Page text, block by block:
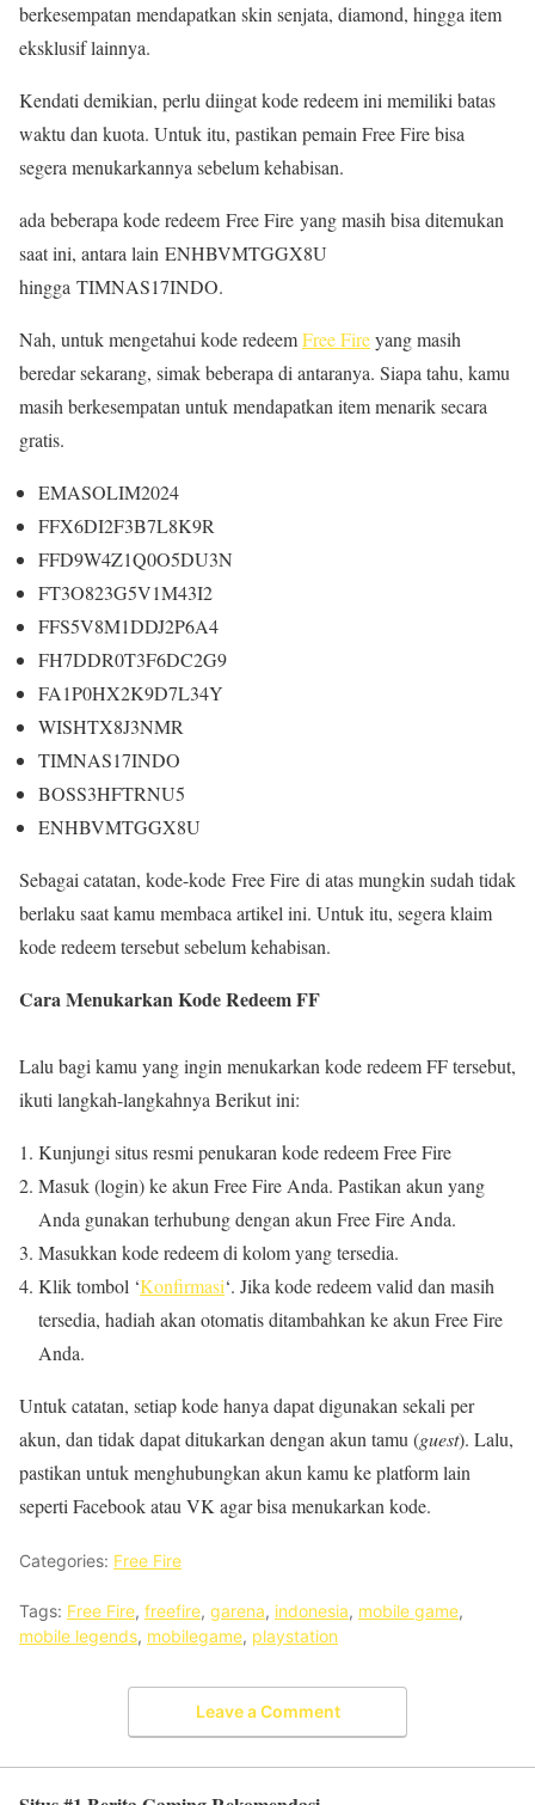
berkesempatan mendapatkan skin senjata, diamond, hingga item
eksklusif lainnya.
Kendati demikian, perlu diingat kode redeem ini memiliki batas
waktu dan kuota. Untuk itu, pastikan pemain Free Fire bisa
segera menukarkannya sebelum kehabisan.
ada beberapa kode redeem Free Fire yang masih bisa ditemukan
saat ini, antara lain ENHBVMTGGX8U
hingga TIMNAS17INDO.
Nah, untuk mengetahui kode redeemFree Fireyang masih
beredar sekarang, simak beberapa di antaranya. Siapa tahu, kamu
masih berkesempatan untuk mendapatkan item menarik secara
gratis.
EMASOLIM2024
FFX6DI2F3B7L8K9R
FFD9W4Z1Q0O5DU3N
FT3O823G5V1M43I2
FFS5V8M1DDJ2P6A4
FH7DDR0T3F6DC2G9
FA1P0HX2K9D7L34Y
WISHTX8J3NMR
TIMNAS17INDO
BOSS3HFTRNU5
ENHBVMTGGX8U
Sebagai catatan, kode-kode Free Fire di atas mungkin sudah tidak
berlaku saat kamu membaca artikel ini. Untuk itu, segera klaim
kode redeem tersebut sebelum kehabisan.
Cara Menukarkan Kode Redeem FF
Lalu bagi kamu yang ingin menukarkan kode redeem FF tersebut,
ikuti langkah-langkahnya Berikut ini:
Kunjungi situs resmi penukaran kode redeem Free Fire
Masuk (login) ke akun Free Fire Anda. Pastikan akun yang
Anda gunakan terhubung dengan akun Free Fire Anda.
Masukkan kode redeem di kolom yang tersedia.
Klik tombol ‘Konfirmasi‘. Jika kode redeem valid dan masih
tersedia, hadiah akan otomatis ditambahkan ke akun Free Fire
Anda.
Untuk catatan, setiap kode hanya dapat digunakan sekali per
akun, dan tidak dapat ditukarkan dengan akun tamu (guest). Lalu,
pastikan untuk menghubungkan akun kamu ke platform lain
seperti Facebook atau VK agar bisa menukarkan kode.
Categories: Free Fire
Tags: Free Fire, freefire, garena, indonesia, mobile game,
mobile legends, mobilegame, playstation
Leave a Comment